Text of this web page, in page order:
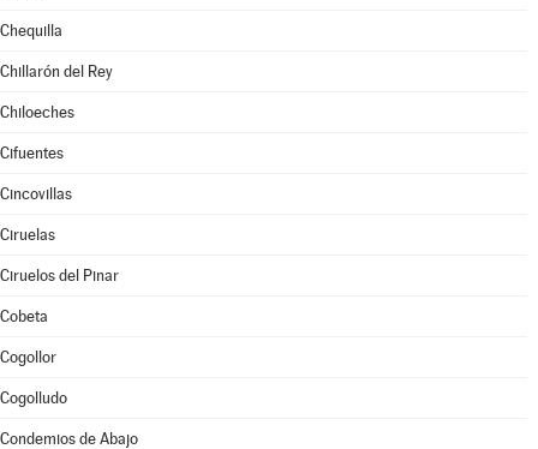
Chequilla
Chillarón del Rey
Chiloeches
Cifuentes
Cincovillas
Ciruelas
Ciruelos del Pinar
Cobeta
Cogollor
Cogolludo
Condemios de Abajo